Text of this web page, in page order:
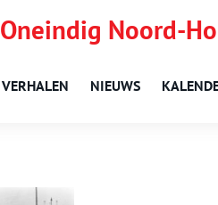
Oneindig Noord-
VERHALEN NIEUWS